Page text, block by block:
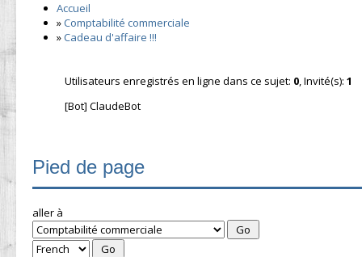
Accueil
»Comptabilité commerciale
»Cadeau d'affaire !!!
Utilisateurs enregistrés en ligne dans ce sujet: 0, Invité(s): 1
[Bot] ClaudeBot
Pied de page
aller à